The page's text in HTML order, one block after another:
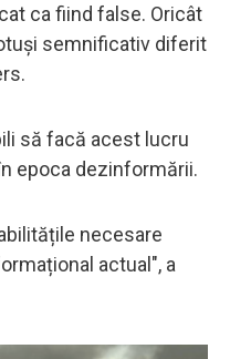
ca fiind false. Oricât
semnificativ diferit
să facă acest lucru
epoca dezinformării.
necesare
actual", a